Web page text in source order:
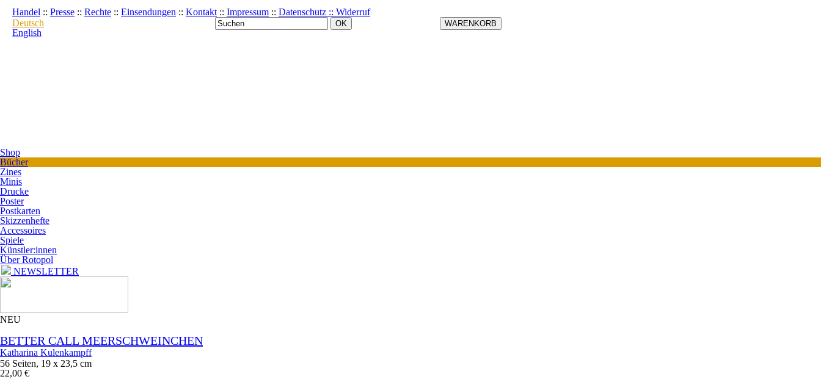
Handel :: Presse :: Rechte :: Einsendungen :: Kontakt :: Impressum :: Datenschutz :: Widerruf
Deutsch
English
Shop
Bücher
Zines
Minis
Drucke
Poster
Postkarten
Skizzenhefte
Accessoires
Spiele
Künstler:innen
Über Rotopol
NEWSLETTER
NEU
BETTER CALL MEERSCHWEINCHEN
Katharina Kulenkampff
56 Seiten, 19 x 23,5 cm
22,00 €